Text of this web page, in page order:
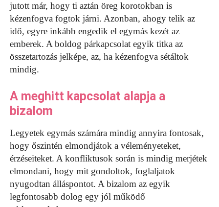
jutott már, hogy ti aztán öreg korotokban is
kézenfogva fogtok járni. Azonban, ahogy telik az
idő, egyre inkább engedik el egymás kezét az
emberek. A boldog párkapcsolat egyik titka az
összetartozás jelképe, az, ha kézenfogva sétáltok
mindig.
A meghitt kapcsolat alapja a
bizalom
Legyetek egymás számára mindig annyira fontosak,
hogy őszintén elmondjátok a véleményeteket,
érzéseiteket. A konfliktusok során is mindig merjétek
elmondani, hogy mit gondoltok, foglaljatok
nyugodtan álláspontot. A bizalom az egyik
legfontosabb dolog egy jól működő